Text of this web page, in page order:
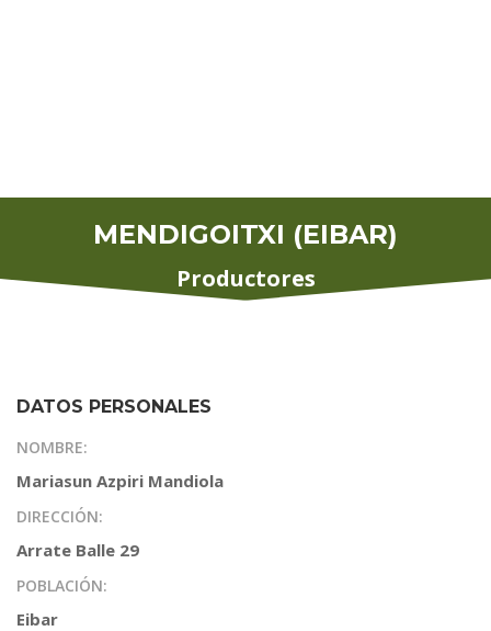
MENDIGOITXI (EIBAR)
Productores
DATOS PERSONALES
NOMBRE:
Mariasun Azpiri Mandiola
DIRECCIÓN:
Arrate Balle 29
POBLACIÓN:
Eibar